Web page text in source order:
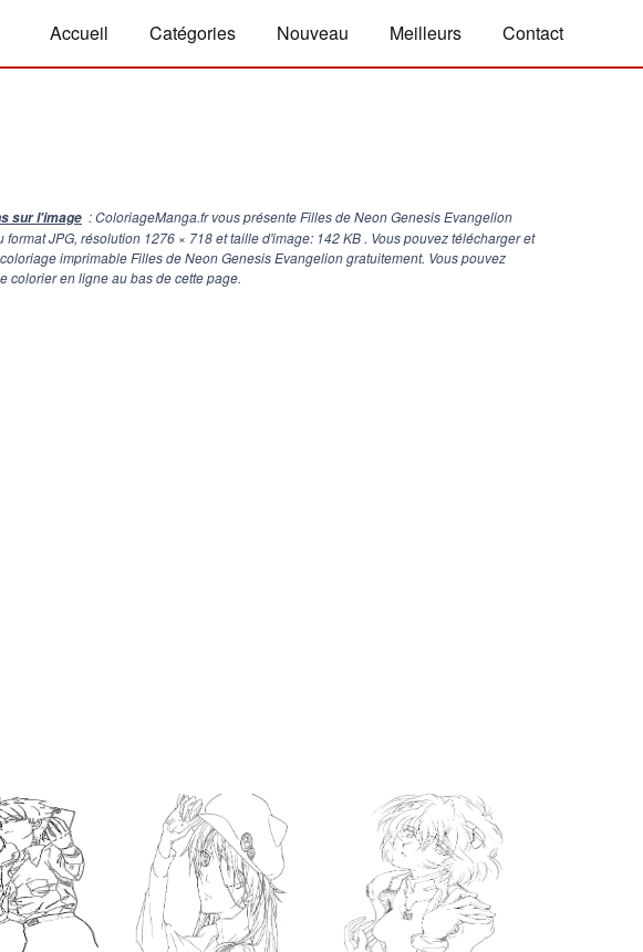
Accueil Catégories Nouveau Meilleurs Contact
sur l'image : ColoriageManga.fr vous présente Filles de Neon Genesis Evangelion
format JPG, résolution 1276 × 718et taille d'image: 142 KB . Vous pouvez télécharger et
imprimable Filles de Neon Genesis Evangelion gratuitement. Vous pouvez
colorier en ligne au bas de cette page.